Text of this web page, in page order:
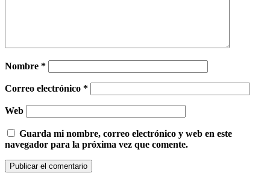
Nombre *
Correo electrónico *
Web
Guarda mi nombre, correo electrónico y web en este
navegador para la próxima vez que comente.